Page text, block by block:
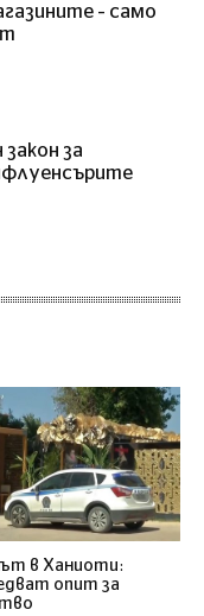
– само
за
в Ханиоти:
опит за